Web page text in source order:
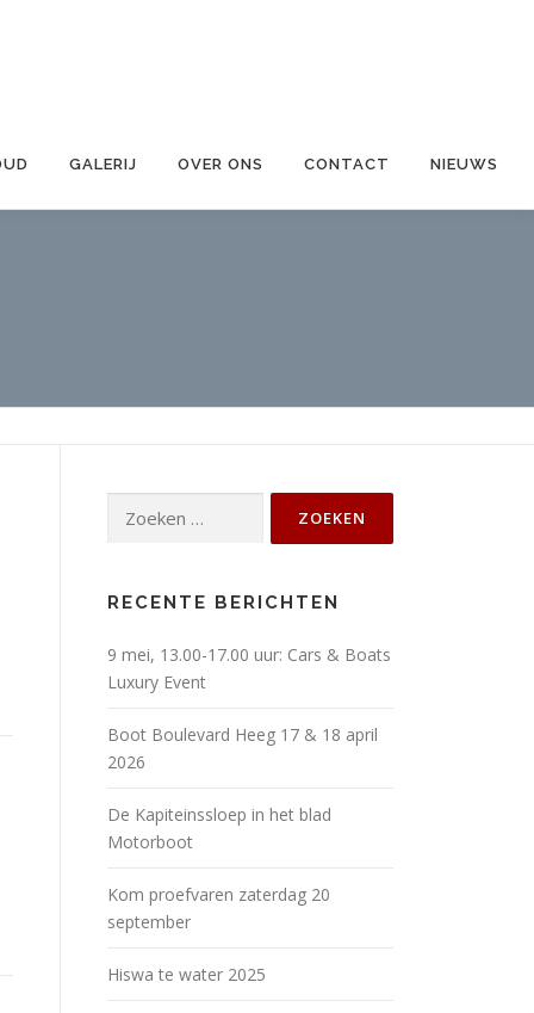
GALERIJ OVER ONS CONTACT NIEUWS
RECENTE BERICHTEN
9 mei, 13.00-17.00 uur: Cars & Boats
Luxury Event
Boot Boulevard Heeg 17 & 18 april
2026
De Kapiteinssloep in het blad
Motorboot
Kom proefvaren zaterdag 20
september
Hiswa te water 2025